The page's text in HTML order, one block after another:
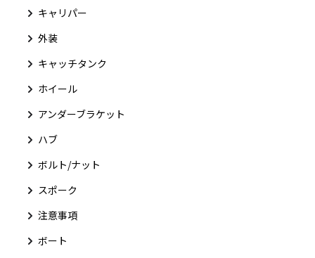
キャリパー
外装
キャッチタンク
ホイール
アンダーブラケット
ハブ
ボルト/ナット
スポーク
注意事項
ボート